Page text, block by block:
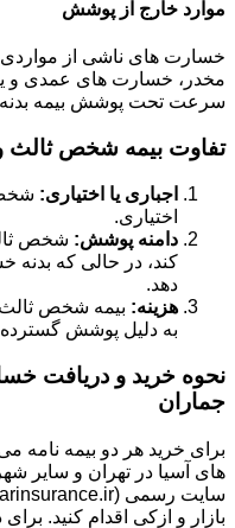
موارد خارج از پوشش
خسارت های ناشی از مواردی
مخدر، خسارت های عمدی و
سرعت تحت پوشش بیمه بدنه
تفاوت بیمه شخص ثالث و
اجباری یا اختیاری: شخص
اختیاری.
دامنه پوشش: شخص
کند، در حالی که
دهد.
هزینه: بیمه شخص ثالث
به دلیل پوشش گسترده
نحوه خرید و دریافت
جماران
برای خرید هر دو بیمه نامه
های آسیا در تهران و سایر
بازار و ازکی اقدام کنید.